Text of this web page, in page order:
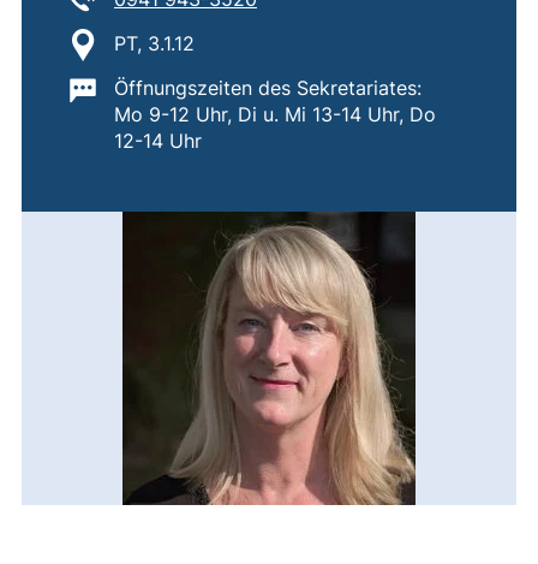
Standort:
PT, 3.1.12
Wichtige Informationen:
Öffnungszeiten des Sekretariates:
Mo 9-12 Uhr, Di u. Mi 13-14 Uhr, Do
12-14 Uhr